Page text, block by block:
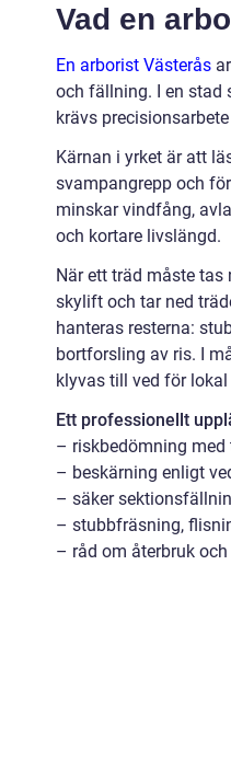
Vad en
En arborist Västerås
och fällning. I en stad
krävs
Kärnan i yrket är att
svampangrepp och
minskar vindfång,
och kortare livslängd.
När ett träd måste
skylift och tar ned
hanteras resterna:
bortforsling av ris. I
klyvas till ved för
Ett professionellt
– riskbedömning
– beskärning enligt
– säker
– stubbfräsning,
– råd om återbruk